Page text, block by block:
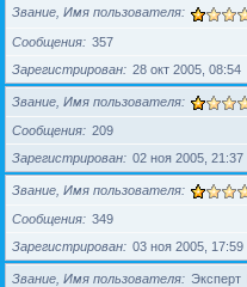
Звание, Имя пользователя
Сообщения
357
Зарегистрирован
28 окт 2005, 08:54
Звание, Имя пользователя
Сообщения
209
Зарегистрирован
02 ноя 2005, 21:37
Звание, Имя пользователя
Сообщения
349
Зарегистрирован
03 ноя 2005, 17:59
Звание, Имя пользователя Эксперт